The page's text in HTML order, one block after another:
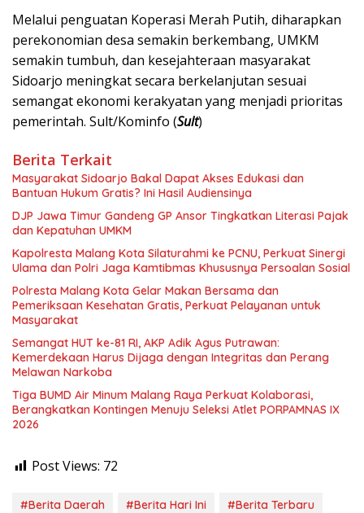
Melalui penguatan Koperasi Merah Putih, diharapkan
perekonomian desa semakin berkembang, UMKM
semakin tumbuh, dan kesejahteraan masyarakat
Sidoarjo meningkat secara berkelanjutan sesuai
semangat ekonomi kerakyatan yang menjadi prioritas
pemerintah. Sult/Kominfo (Sult)
Berita Terkait
Masyarakat Sidoarjo Bakal Dapat Akses Edukasi dan
Bantuan Hukum Gratis? Ini Hasil Audiensinya
DJP Jawa Timur Gandeng GP Ansor Tingkatkan Literasi Pajak
dan Kepatuhan UMKM
Kapolresta Malang Kota Silaturahmi ke PCNU, Perkuat Sinergi
Ulama dan Polri Jaga Kamtibmas Khususnya Persoalan Sosial
Polresta Malang Kota Gelar Makan Bersama dan
Pemeriksaan Kesehatan Gratis, Perkuat Pelayanan untuk
Masyarakat
Semangat HUT ke-81 RI, AKP Adik Agus Putrawan:
Kemerdekaan Harus Dijaga dengan Integritas dan Perang
Melawan Narkoba
Tiga BUMD Air Minum Malang Raya Perkuat Kolaborasi,
Berangkatkan Kontingen Menuju Seleksi Atlet PORPAMNAS IX
2026
Post Views: 72
#Berita Daerah #Berita Hari Ini
#Berita Terbaru